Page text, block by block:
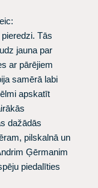
Tās
jauna par
ar pārējiem
samērā labi
apskatīt
dažādās
pilskalnā un
Ģērmanim
piedalīties